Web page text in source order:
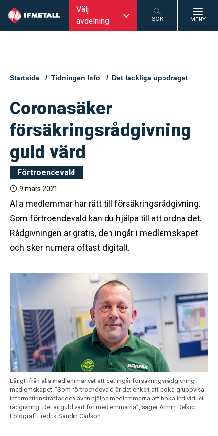
Välj
avdelning
SÖK MENY
Startsida Tidningen Info Det fackliga uppdraget
Coronasäker
försäkringsrådgivning
guld värd
Förtroendevald
9 mars 2021
Alla medlemmar har rätt till försäkringsrådgivning.
Som förtroendevald kan du hjälpa till att ordna det.
Rådgivningen är gratis, den ingår i medlemskapet
och sker numera oftast digitalt.
Långt ifrån alla medlemmar vet att det ingår försäkringsrådgivning i
medlemskapet. ”Som förtroendevald är det enkelt att boka gruppvisa
informationsträffar och även hjälpa medlemmarna att boka individuell
rådgivning. Det är guld värt för medlemmarna”, säger Armin Delkic.
Fotograf: Fredrik Sandin Carlson